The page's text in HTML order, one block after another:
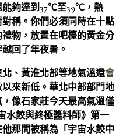
能夠達到37℃至39℃，熱
對稱。你們必須同時在十點
物，放置在吧檯的黃金分
回了年夜暑。
、黃淮北部等地氣溫還會
來新低。華北中部部門地
像石家莊今天最高氣溫僅
水餃與終極醬料師》第一
那間被稱為「宇宙水餃中